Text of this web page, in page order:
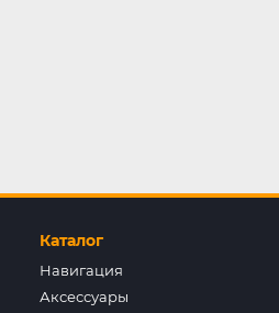
Каталог
Навигация
Аксессуары